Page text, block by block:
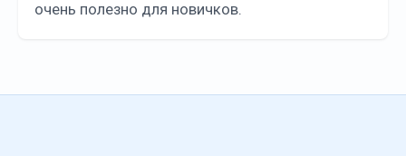
очень полезно для новичков.